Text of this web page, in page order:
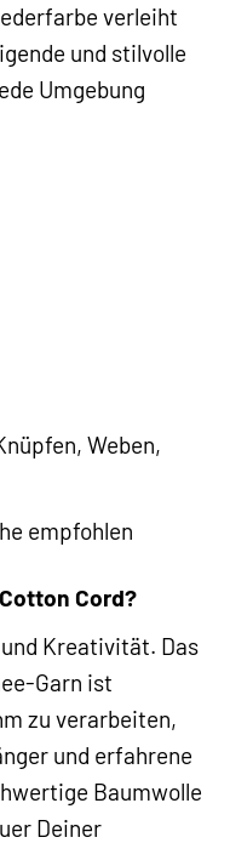
verleiht
und stilvolle
Umgebung
Weben,
empfohlen
Cord?
Kreativität. Das
Garn ist
zu verarbeiten,
und erfahrene
Baumwolle
Deiner